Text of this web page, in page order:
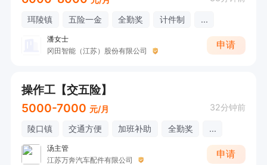
珥陵镇 五险一金 全勤奖 计件制 ...
潘女士
冈田智能（江苏）股份有限公司
申请
操作工【交五险】
5000-7000 元/月 32分钟前
陵口镇 交通方便 加班补助 全勤奖 ...
汤主管
江苏万奔汽车配件有限公司
申请